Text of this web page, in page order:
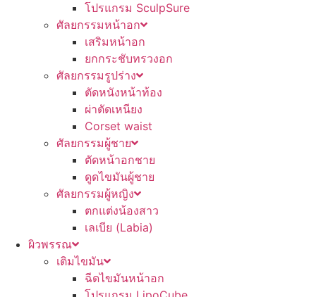
โปรแกรม SculpSure
ศัลยกรรมหน้าอก
เสริมหน้าอก
ยกกระชับทรวงอก
ศัลยกรรมรูปร่าง
ตัดหนังหน้าท้อง
ผ่าตัดเหนียง
Corset waist
ศัลยกรรมผู้ชาย
ตัดหน้าอกชาย
ดูดไขมันผู้ชาย
ศัลยกรรมผู้หญิง
ตกแต่งน้องสาว
เลเบีย (Labia)
ผิวพรรณ
เติมไขมัน
ฉีดไขมันหน้าอก